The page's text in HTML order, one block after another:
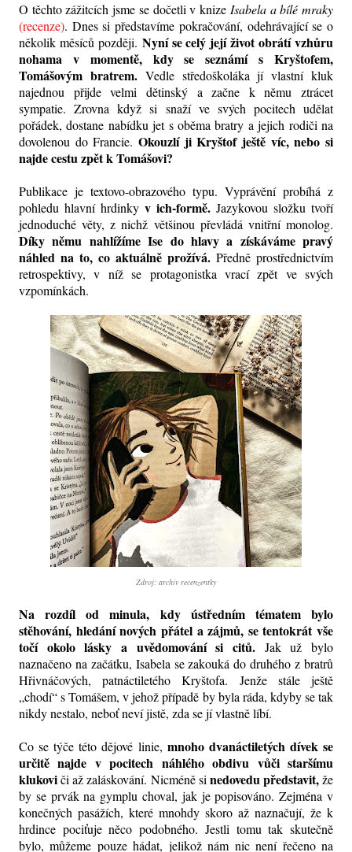
O těchto zážitcích jsme se dočetli v knize Isabela a bílé mraky
(recenze). Dnes si představíme pokračování, odehrávající se o
několik měsíců později. Nyní se celý její život obrátí vzhůru
nohama
v momentě, kdy se seznámí s Kryštofem,
Tomášovým bratrem.Vedle středoškoláka jí vlastní kluk
najednou přijde velmi dětinský a začne k němu ztrácet
sympatie. Zrovna když si snaží ve svých pocitech udělat
pořádek, dostane nabídku jet s oběma bratry a jejich rodiči na
dovolenou do Francie. Okouzlí ji Kryštof ještě víc, nebo si
najde cestu zpět k Tomášovi?
Publikace je textovo-obrazového typu. Vyprávění probíhá z
pohledu hlavní hrdinky v ich-formě. Jazykovou složku tvoří
jednoduché věty, z nichž většinou převládá vnitřní monolog.
Díky němu nahlížíme Ise do hlavy a získáváme pravý
náhled na to, co aktuálně prožívá. Předně prostřednictvím
retrospektivy, v níž se protagonistka vrací zpět ve svých
vzpomínkách.
Zdroj: archiv recenzentky
Na rozdíl od minula, kdy ústředním tématem bylo
stěhování, hledání nových přátel a zájmů, se tentokrát vše
točí okolo lásky a uvědomování si citů. Jak už bylo
naznačeno na začátku, Isabela se zakouká do druhého z bratrů
Hřivnáčových, patnáctiletého Kryštofa. Jenže stále ještě
„chodí“ s Tomášem, v jehož případě by byla ráda, kdyby se tak
nikdy nestalo, neboť neví jistě, zda se jí vlastně líbí.
Co se týče této dějové linie, mnoho dvanáctiletých dívek se
určitě najde v pocitech náhlého obdivu vůči staršímu
klukoviči až zaláskování. Nicméně si nedovedu představit,že
by se prvák na gymplu choval, jak je popisováno. Zejména v
konečných pasážích, které mnohdy skoro až naznačují, že k
hrdince pociťuje něco podobného. Jestli tomu tak skutečně
bylo, můžeme pouze hádat, jelikož nám nic není řečeno na